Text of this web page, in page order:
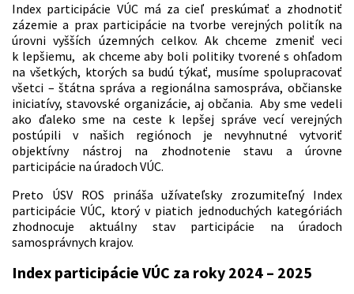
Index participácie VÚC má za cieľ preskúmať a zhodnotiť
zázemie a prax participácie na tvorbe verejných politík na
úrovni vyšších územných celkov. Ak chceme zmeniť veci
k lepšiemu, ak chceme aby boli politiky tvorené s ohľadom
na všetkých, ktorých sa budú týkať, musíme spolupracovať
všetci – štátna správa a regionálna samospráva, občianske
iniciatívy, stavovské organizácie, aj občania. Aby sme vedeli
ako ďaleko sme na ceste k lepšej správe vecí verejných
postúpili v našich regiónoch je nevyhnutné vytvoriť
objektívny nástroj na zhodnotenie stavu a úrovne
participácie na úradoch VÚC.
Preto ÚSV ROS prináša užívateľsky zrozumiteľný Index
participácie VÚC, ktorý v piatich jednoduchých kategóriách
zhodnocuje aktuálny stav participácie na úradoch
samosprávnych krajov.
Index participácie VÚC za roky 2024 – 2025